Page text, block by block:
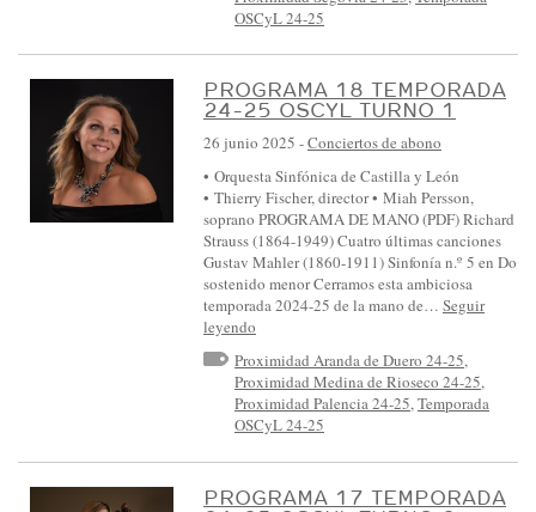
OSCyL 24-25
PROGRAMA 18 TEMPORADA
24-25 OSCYL TURNO 1
26 junio 2025 -Conciertos de abono
• Orquesta Sinfónica de Castilla y León
• Thierry Fischer, director • Miah Persson,
soprano PROGRAMA DE MANO (PDF) Richard
Strauss (1864-1949) Cuatro últimas canciones
Gustav Mahler (1860-1911) Sinfonía n.º 5 en Do
sostenido menor Cerramos esta ambiciosa
temporada 2024-25 de la mano de… Seguir
leyendo
Proximidad Aranda de Duero 24-25,
Proximidad Medina de Rioseco 24-25,
Proximidad Palencia 24-25,Temporada
OSCyL 24-25
PROGRAMA 17 TEMPORADA